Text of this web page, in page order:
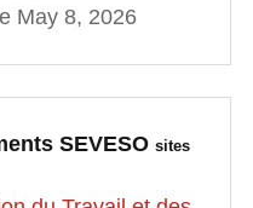
May 8, 2026
SEVESO sites